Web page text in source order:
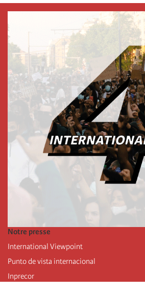
Notre presse
International Viewpoint
Punto de vista internacional
Inprecor